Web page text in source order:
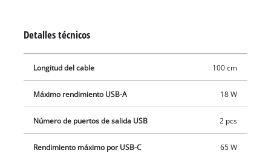
celulares. El cable USB-C de 100 cm incluido permite su uso
inmediato, incluso con dispositivos con entrada USB-C como
notebooks modernas o estaciones de energía. Su
transporta fácilmente en bolsos, mochilas o cajas de
herramientas. Ideal para viajes, oficina, jardín o camping: se
conecta a la red o a una estación de energía y permite cargar
Detalles técnicos
Longitud del cable 100 cm
Máximo rendimiento USB-A 18 W
Número de puertos de salida USB 2 pcs
Rendimiento máximo por USB-C 65 W